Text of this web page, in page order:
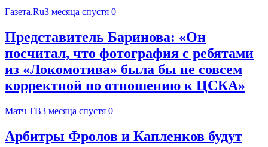
Газета.Ru3 месяца спустя 0
Представитель Баринова: «Он
посчитал, что фотография с ребятами
из «Локомотива» была бы не совсем
корректной по отношению к ЦСКА»
Матч ТВ3 месяца спустя 0
Арбитры Фролов и Капленков будут